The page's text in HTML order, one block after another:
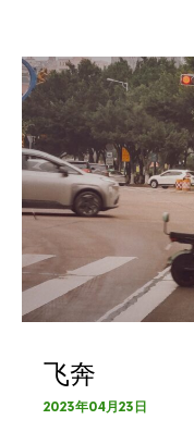
飞奔
2023年04月23日